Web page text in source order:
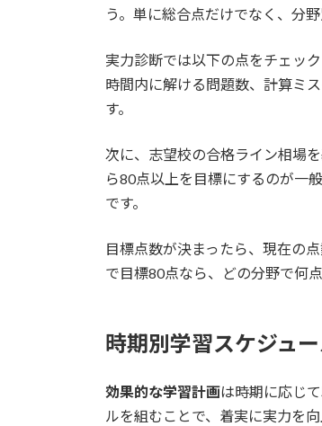
う。単に総合点だけでなく、分
実力診断では以下の点をチェッ
時間内に解ける問題数、計算ミ
す。
次に、志望校の合格ライン相場
ら80点以上を目標にするのが一
です。
目標点数が決まったら、現在の
で目標80点なら、どの分野で何
時期別学習スケジュ
効果的な学習計画は時期に応じ
ルを組むことで、着実に実力を向